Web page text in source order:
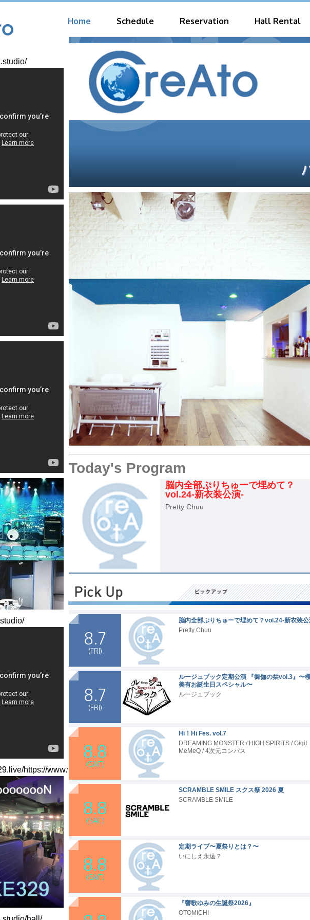
Home Schedule Reservation Hall Rental
https://www.wike329.live/https://www.limani.studio/https://web.webex.com/
Today's Program
脳内全部ぷりちゅーで埋めて？
vol.24-新衣装公演-
Pretty Chuu
8.7
(FRI)
脳内全部ぷりちゅーで埋めて？vol.24-新衣装
Pretty Chuu
8.7
(FRI)
ルージュブック定期公演 『御伽の栞vol.3』〜
美有お誕生日スペシャル〜
ルージュブック
8.8
(SAT)
Hi！Hi Fes. vol.7
DREAMING MONSTER / HIGH SPIRITS / GigiL
MeMeQ / 4次元コンパス
8.8
(SAT)
SCRAMBLE SMILE スクス祭 2026 夏
SCRAMBLE SMILE
8.8
(SAT)
定期ライブ〜夏祭りとは？〜
いにしえ永遠？
『響歌ゆみの生誕祭2026』
OTOMICHI